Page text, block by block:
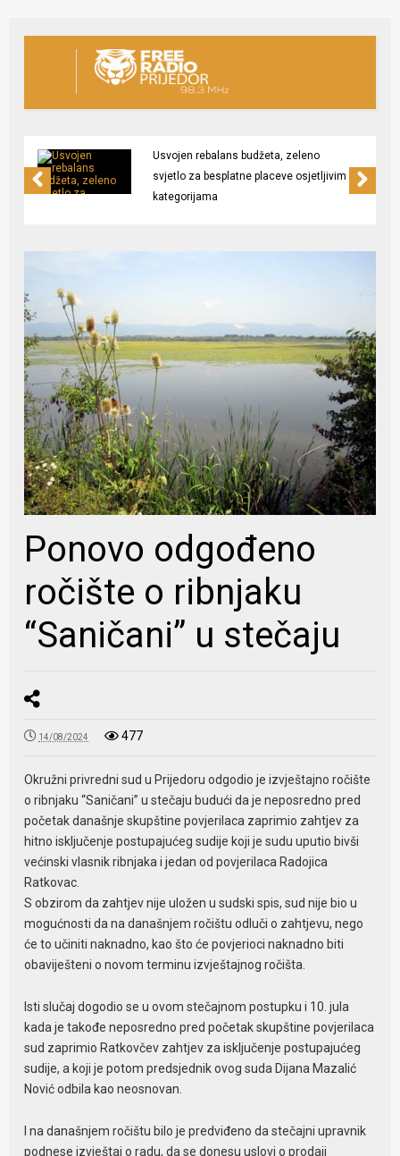
Usvojen rebalans budžeta, zeleno
svjetlo za besplatne placeve osjetljivim
kategorijama
Ponovo odgođeno
ročište o ribnjaku
“Saničani” u stečaju
14/08/2024 477
Okružni privredni sud u Prijedoru odgodio je izvještajno ročište
o ribnjaku “Saničani” u stečaju budući da je neposredno pred
početak današnje skupštine povjerilaca zaprimio zahtjev za
hitno isključenje postupajućeg sudije koji je sudu uputio bivši
većinski vlasnik ribnjaka i jedan od povjerilaca Radojica
Ratkovac.
S obzirom da zahtjev nije uložen u sudski spis, sud nije bio u
mogućnosti da na današnjem ročištu odluči o zahtjevu, nego
će to učiniti naknadno, kao što će povjerioci naknadno biti
obaviješteni o novom terminu izvještajnog ročišta.
Isti slučaj dogodio se u ovom stečajnom postupku i 10. jula
kada je takođe neposredno pred početak skupštine povjerilaca
sud zaprimio Ratkovčev zahtjev za isključenje postupajućeg
sudije, a koji je potom predsjednik ovog suda Dijana Mazalić
Nović odbila kao neosnovan.
I na današnjem ročištu bilo je predviđeno da stečajni upravnik
podnese izvještaj o radu, da se donesu uslovi o prodaji